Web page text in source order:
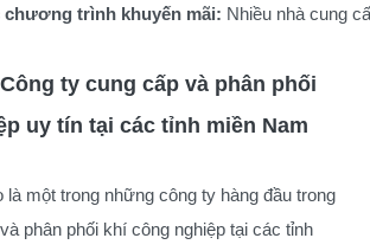
chương trình khuyến mãi: Nhiều nhà cung
ty cung cấp và phân phối
uy tín tại các tỉnh miền Nam
là một trong những công ty hàng đầu trong
phân phối khí công nghiệp tại các tỉnh